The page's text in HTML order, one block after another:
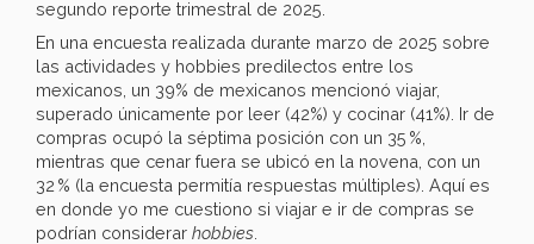
segundo reporte trimestral de 2025.
En una encuesta realizada durante marzo de 2025 sobre
las actividades y hobbies predilectos entre los
mexicanos, un 39% de mexicanos mencionó viajar,
superado únicamente por leer (42%) y cocinar (41%). Ir de
compras ocupó la séptima posición con un 35 %,
mientras que cenar fuera se ubicó en la novena, con un
32 % (la encuesta permitía respuestas múltiples). Aquí es
en donde yo me cuestiono si viajar e ir de compras se
podrían considerar hobbies